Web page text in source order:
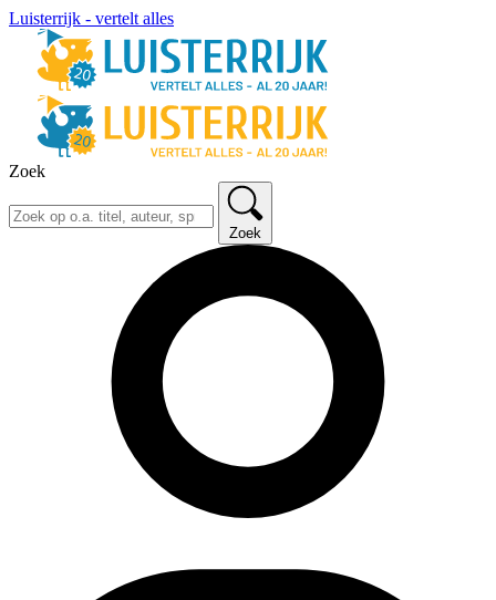
Luisterrijk - vertelt alles
Zoek
Zoek